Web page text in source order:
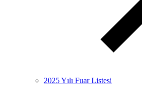
2025 Yılı Fuar Listesi